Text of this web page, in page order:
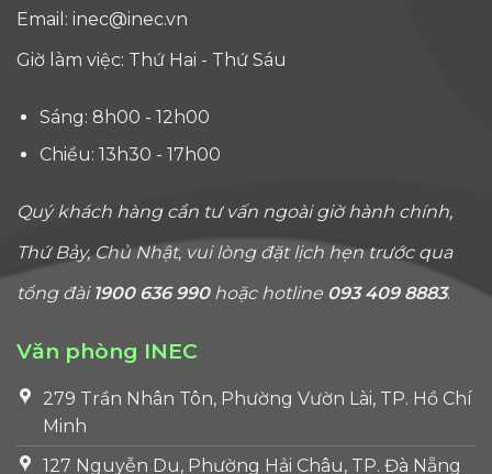
Email: inec@inec.vn
Giờ làm việc: Thứ Hai - Thứ Sáu
Sáng: 8h00 - 12h00
Chiều: 13h30 - 17h00
Quý khách hàng cần tư vấn ngoài giờ hành chính,
Thứ Bảy, Chủ Nhật, vui lòng đặt lịch hẹn trước qua
tổng đài 1900 636 990hoặc hotline 093 409 8883.
Văn phòng INEC
279 Trần Nhân Tôn, Phường Vườn Lài, TP. Hồ Chí
Minh
127 Nguyễn Du, Phường Hải Châu, TP. Đà Nẵng